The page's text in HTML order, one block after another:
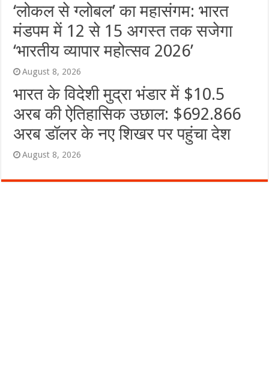
‘लोकल से ग्लोबल’ का महासंगम: भारत
मंडपम में 12 से 15 अगस्त तक सजेगा
‘भारतीय व्यापार महोत्सव 2026’
August 8, 2026
भारत के विदेशी मुद्रा भंडार में $10.5
अरब की ऐतिहासिक उछाल: $692.866
अरब डॉलर के नए शिखर पर पहुंचा देश
August 8, 2026